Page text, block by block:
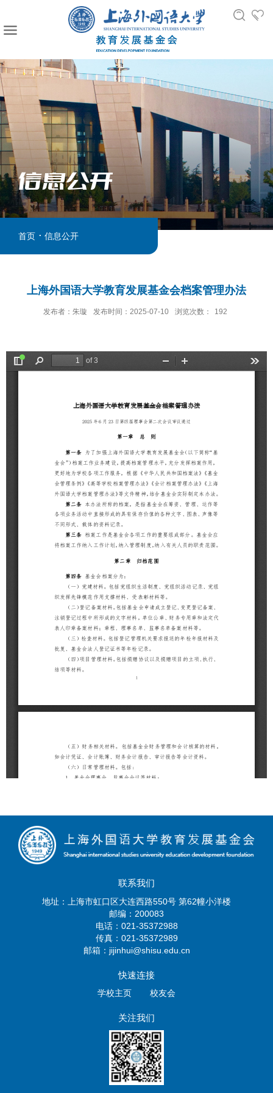
信息公开
首页 . 信息公开
上海外国语大学教育发展基金会档案管理办法
发布者：朱璇 发布时间：2025-07-10 浏览次数： 192
联系我们
地址：上海市虹口区大连西路550号 第62幢小洋楼
邮编：200083
电话：021-35372988
传真：021-35372989
邮箱：jijinhui@shisu.edu.cn
快速连接
学校主页 校友会
关注我们